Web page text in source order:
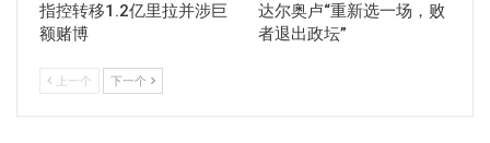
指控转移1.2亿里拉并涉巨
额赌博
达尔奥卢“重新选一场，败
者退出政坛”
上一个 下一个